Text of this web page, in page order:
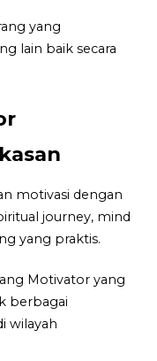
yang
lain baik secara
motivasi dengan
journey, mind
yang praktis.
Motivator yang
berbagai
wilayah